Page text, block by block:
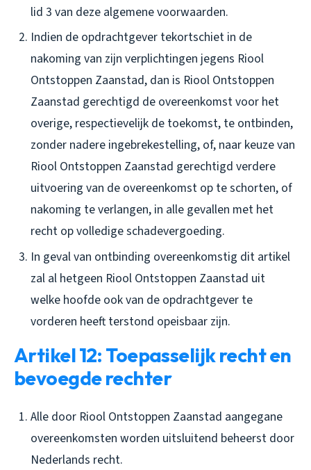
lid 3 van deze algemene voorwaarden.
Indien de opdrachtgever tekortschiet in de
nakoming van zijn verplichtingen jegens Riool
Ontstoppen Zaanstad, dan is Riool Ontstoppen
Zaanstad gerechtigd de overeenkomst voor het
overige, respectievelijk de toekomst, te ontbinden,
zonder nadere ingebrekestelling, of, naar keuze van
Riool Ontstoppen Zaanstad gerechtigd verdere
uitvoering van de overeenkomst op te schorten, of
nakoming te verlangen, in alle gevallen met het
recht op volledige schadevergoeding.
In geval van ontbinding overeenkomstig dit artikel
zal al hetgeen Riool Ontstoppen Zaanstad uit
welke hoofde ook van de opdrachtgever te
vorderen heeft terstond opeisbaar zijn.
Artikel 12: Toepasselijk recht en
bevoegde rechter
Alle door Riool Ontstoppen Zaanstad aangegane
overeenkomsten worden uitsluitend beheerst door
Nederlands recht.